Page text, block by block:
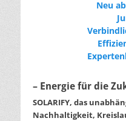
Nächster
Beitrag:
Neu
– Energie für die
SOLARIFY, das
Nachhaltigkeit,